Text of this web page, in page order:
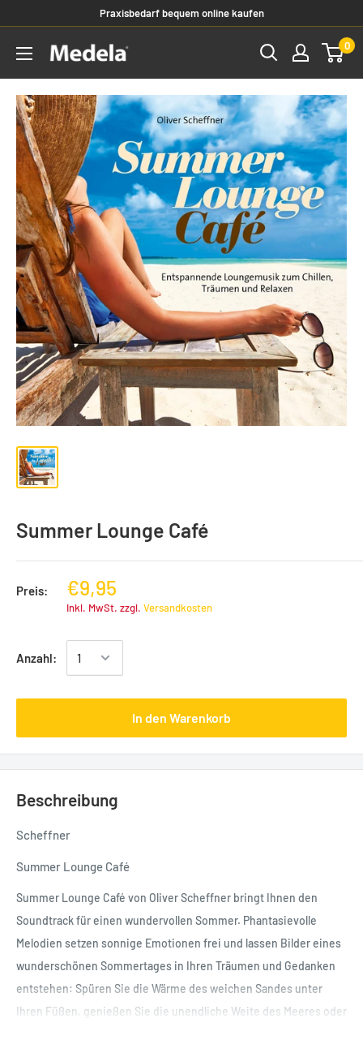
Praxisbedarf bequem online kaufen
0
Summer Lounge Café
Preis: €9,95
Inkl. MwSt. zzgl. Versandkosten
Anzahl:
In den Warenkorb
Beschreibung
Scheffner
Summer Lounge Café
Summer Lounge Café von Oliver Scheffner bringt Ihnen den
Soundtrack für einen wundervollen Sommer. Phantasievolle
Melodien setzen sonnige Emotionen frei und lassen Bilder eines
wunderschönen Sommertages in Ihren Träumen und Gedanken
entstehen: Spüren Sie die Wärme des weichen Sandes unter
Ihren Füßen, genießen Sie die unendliche Weite des Meeres oder